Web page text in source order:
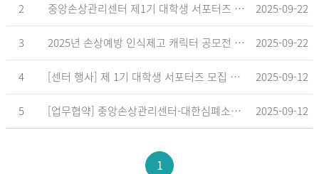
2 중앙손상관리센터 제1기 대학생 서포터즈 합격자 발표 2025-09-22
3 2025년 손상예방 인식제고 캐릭터 공모전 결과발표 지연 안내 2025-09-22
4 [센터 행사] 제 1기 대학생 서포터즈 모집 공고 2025-09-12
5 [업무협약] 중앙손상관리센터-대한심폐소생협회, 학교현장 CPR 교육 확대 위한 업무협약 체결 2025-09-12
1